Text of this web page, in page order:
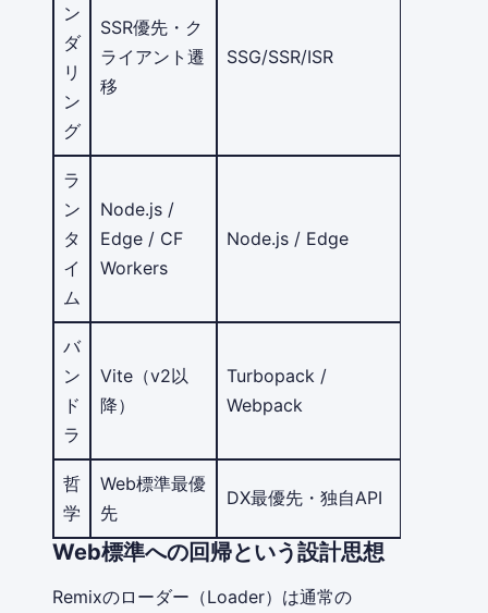
ン
ダ
リ
ン
グ
SSR優先・ク
ライアント遷
移
SSG/SSR/ISR
ラ
ン
タ
イ
ム
Node.js /
Edge / CF
Workers
Node.js / Edge
バ
ン
ド
ラ
Vite（v2以
降）
Turbopack /
Webpack
哲
学
Web標準最優
先
DX最優先・独自API
Web標準への回帰という設計思想
Remixのローダー（Loader）は通常の